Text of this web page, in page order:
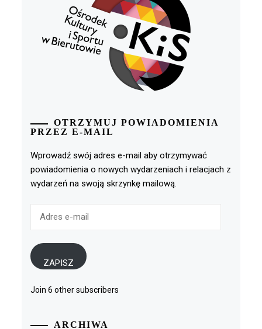
OTRZYMUJ POWIADOMIENIA
PRZEZ E-MAIL
Wprowadź swój adres e-mail aby otrzymywać
powiadomienia o nowych wydarzeniach i relacjach z
wydarzeń na swoją skrzynkę mailową.
ZAPISZ
Join 6 other subscribers
ARCHIWA